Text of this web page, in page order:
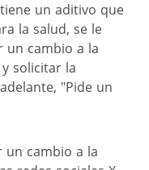
un aditivo que
la salud, se le
un cambio a la
solicitar la
"Pide un
un cambio a la